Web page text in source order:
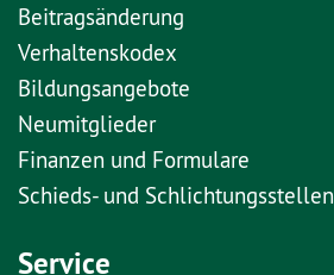
Beitragsänderung
Verhaltenskodex
Bildungsangebote
Neumitglieder
Finanzen und Formulare
Schieds- und Schlichtungsstellen
Service